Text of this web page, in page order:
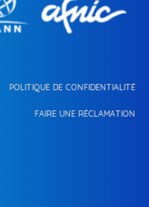
POLITIQUE DE CONFIDENTIALITÉ
FAIRE UNE RÉCLAMATION